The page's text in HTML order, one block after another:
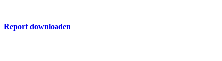
Report downloaden